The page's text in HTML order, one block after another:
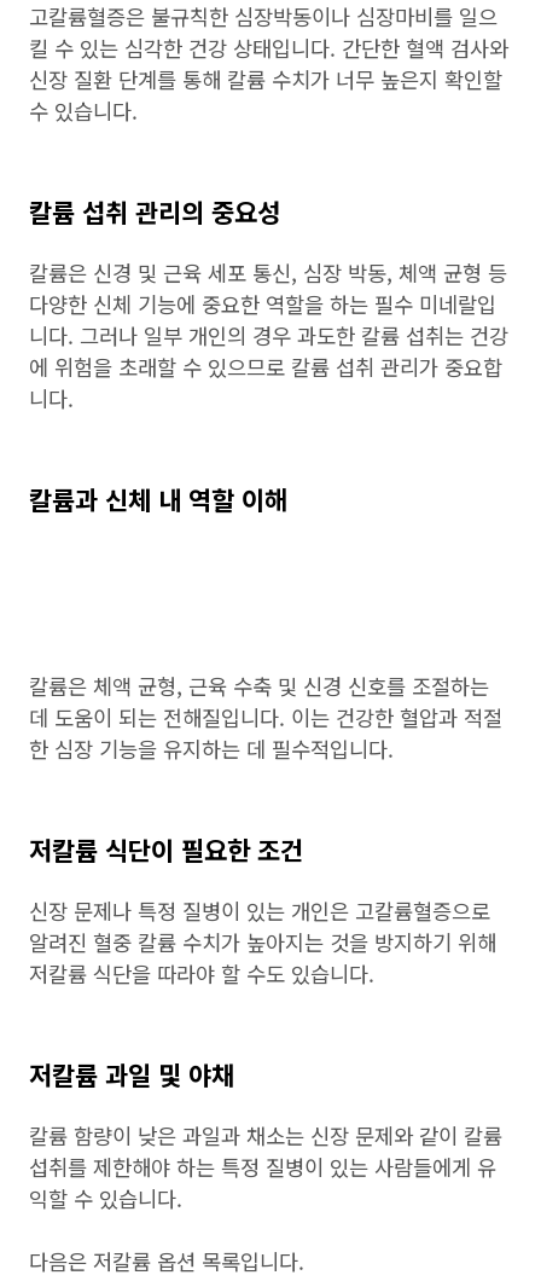
고칼륨혈증은 불규칙한 심장박동이나 심장마비를 일으
킬 수 있는 심각한 건강 상태입니다. 간단한 혈액 검사와
신장 질환 단계를 통해 칼륨 수치가 너무 높은지 확인할
수 있습니다.
칼륨 섭취 관리의 중요성
칼륨은 신경 및 근육 세포 통신, 심장 박동, 체액 균형 등
다양한 신체 기능에 중요한 역할을 하는 필수 미네랄입
니다. 그러나 일부 개인의 경우 과도한 칼륨 섭취는 건강
에 위험을 초래할 수 있으므로 칼륨 섭취 관리가 중요합
니다.
칼륨과 신체 내 역할 이해
칼륨은 체액 균형, 근육 수축 및 신경 신호를 조절하는
데 도움이 되는 전해질입니다. 이는 건강한 혈압과 적절
한 심장 기능을 유지하는 데 필수적입니다.
저칼륨 식단이 필요한 조건
신장 문제나 특정 질병이 있는 개인은 고칼륨혈증으로
알려진 혈중 칼륨 수치가 높아지는 것을 방지하기 위해
저칼륨 식단을 따라야 할 수도 있습니다.
저칼륨 과일 및 야채
칼륨 함량이 낮은 과일과 채소는 신장 문제와 같이 칼륨
섭취를 제한해야 하는 특정 질병이 있는 사람들에게 유
익할 수 있습니다.
다음은 저칼륨 옵션 목록입니다.